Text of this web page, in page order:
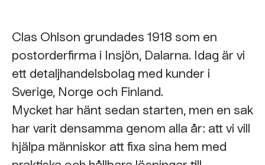
Clas Ohlson grundades 1918 som en
postorderfirma i Insjön, Dalarna. Idag är vi
ett detaljhandelsbolag med kunder i
Sverige, Norge och Finland.
Mycket har hänt sedan starten, men en sak
har varit densamma genom alla år: att vi vill
hjälpa människor att fixa sina hem med